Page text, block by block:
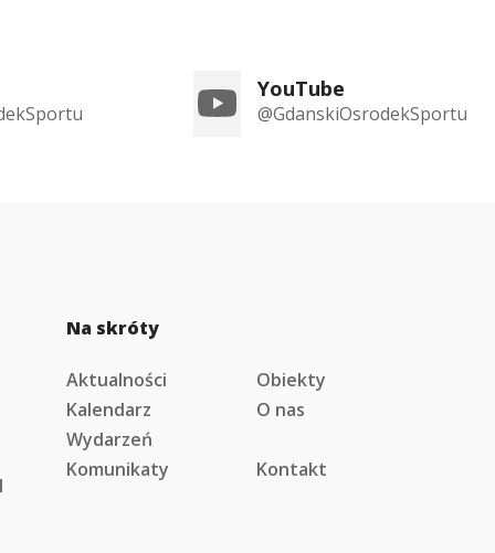
YouTube
@GdanskiOsrodekSportu
Na skróty
Aktualności
Obiekty
Kalendarz
Wydarzeń
O nas
Komunikaty Kontakt